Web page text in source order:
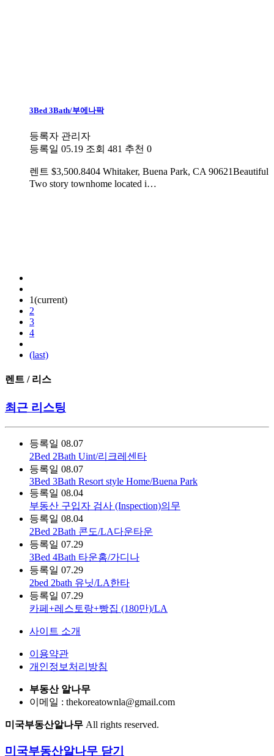
3Bed 3Bath/부에나팍
등록자 관리자
등록일 05.19 조회 481 추천 0
렌트 $3,500.8404 Whitaker, Buena Park, CA 90621Beautiful
Two story townhome located i…
1(current)
2
3
4
(last)
렌트 / 리스
최근 리스팅
등록일 08.07
2Bed 2Bath Uint/리크레센타
등록일 08.07
3Bed 3Bath Resort style Home/Buena Park
등록일 08.04
부동산 구입자 검사 (Inspection)의무
등록일 08.04
2Bed 2Bath 콘도/LA다운타운
등록일 07.29
3Bed 4Bath 타운홈/가디나
등록일 07.29
2bed 2bath 유닛/LA한타
등록일 07.29
카페+레스토랑+빵집 (180만)/LA
사이트 소개
이용약관
개인정보처리방침
부동산 알나무
이메일 : thekoreatownla@gmail.com
미국부동산알나무 All rights reserved.
미국부동산알나무 닫기